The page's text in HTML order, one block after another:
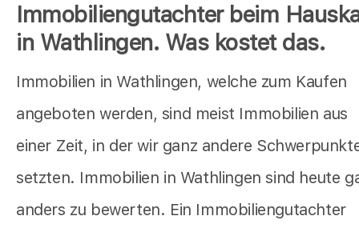
Immobiliengutachter beim
in Wathlingen. Was kostet das.
Immobilien in Wathlingen, welche zum Kaufen
angeboten werden, sind meist Immobilien aus
einer Zeit, in der wir ganz andere
setzten. Immobilien in Wathlingen sind heute
anders zu bewerten. Ein Immobiliengutachter